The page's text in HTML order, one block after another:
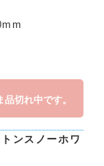
品切れ中です。
ンスノーホワ